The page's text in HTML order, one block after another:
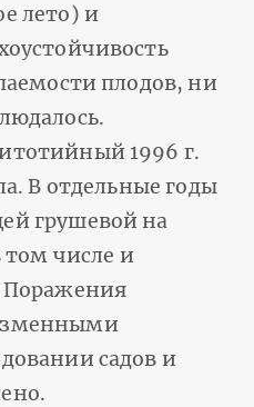
лето) и
плодов, ни
1996 г.
В отдельные годы
грушевой на
том числе и
Поражения
садов и